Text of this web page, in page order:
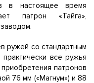
в настоящее время
патрон «Тайга»,
ружей со стандартным
все ружья
патронов
76 мм («Магнум») и 88